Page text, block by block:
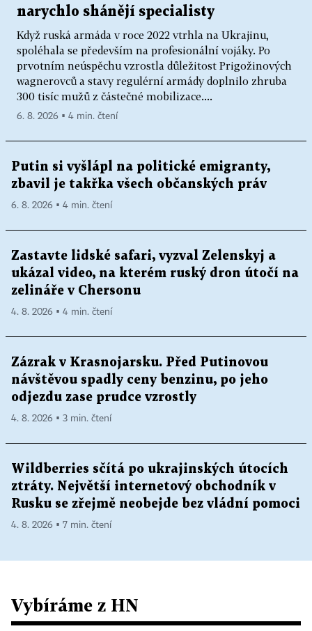
narychlo shánějí specialisty
Když ruská armáda v roce 2022 vtrhla na Ukrajinu,
spoléhala se především na profesionální vojáky. Po
prvotním neúspěchu vzrostla důležitost Prigožinových
wagnerovců a stavy regulérní armády doplnilo zhruba
300 tisíc mužů z částečné mobilizace....
6. 8. 2026 ▪ 4 min. čtení
Putin si vyšlápl na politické emigranty,
zbavil je takřka všech občanských práv
6. 8. 2026 ▪ 4 min. čtení
Zastavte lidské safari, vyzval Zelenskyj a
ukázal video, na kterém ruský dron útočí na
zelináře v Chersonu
4. 8. 2026 ▪ 4 min. čtení
Zázrak v Krasnojarsku. Před Putinovou
návštěvou spadly ceny benzinu, po jeho
odjezdu zase prudce vzrostly
4. 8. 2026 ▪ 3 min. čtení
Wildberries sčítá po ukrajinských útocích
ztráty. Největší internetový obchodník v
Rusku se zřejmě neobejde bez vládní pomoci
4. 8. 2026 ▪ 7 min. čtení
Vybíráme z HN